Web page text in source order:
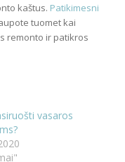
kaštus. Patikimesni
tuomet kai
remonto ir patikros
vasaros